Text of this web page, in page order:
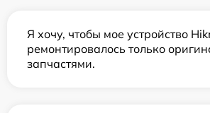
Я хочу, чтобы мое устройство
ремонтировалось только
запчастями.